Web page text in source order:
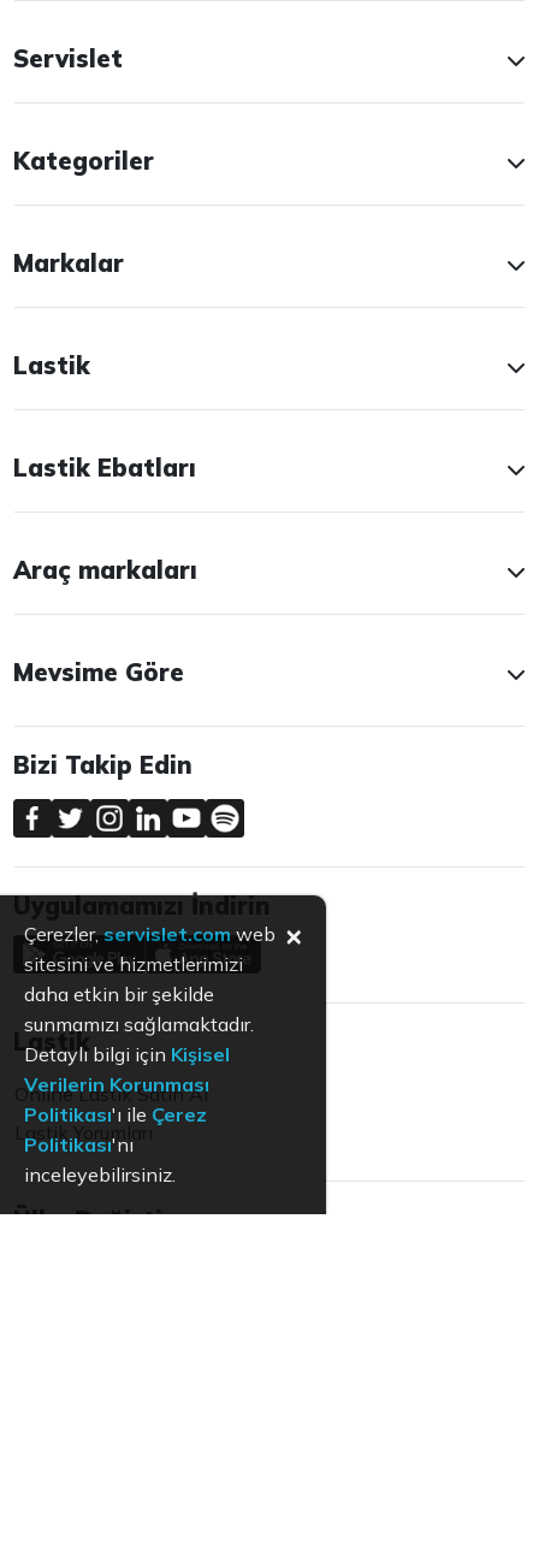
Servislet
Kategoriler
Markalar
Lastik
Lastik Ebatları
Araç markaları
Mevsime Göre
Bizi Takip Edin
Uygulamamızı İndirin
Lastik
Online Lastik Satın Al
Ülke Değiştir
Çerezler,servislet.comweb
sitesini ve hizmetlerimizi
daha etkin bir şekilde
sunmamızı sağlamaktadır.
Detaylı bilgi için Kişisel
Verilerin Korunması
Politikası'ı ile Çerez
Politikası'nı
inceleyebilirsiniz.
×